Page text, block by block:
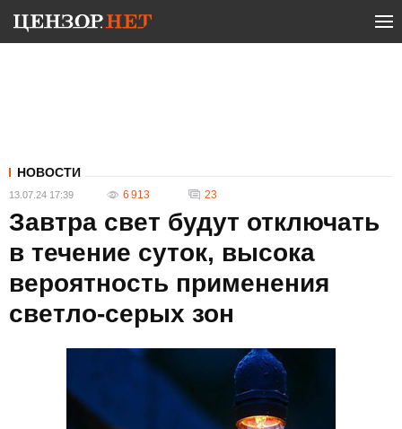
НОВОСТИ
13.07.24 17:39 6 913 23
Завтра свет будут отключать
в течение суток, высока
вероятность применения
светло-серых зон